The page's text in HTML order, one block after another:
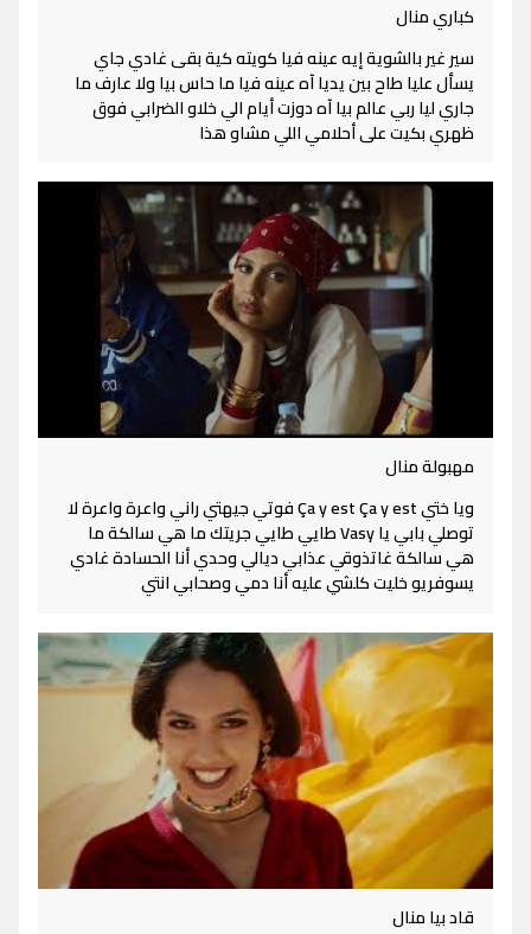
كباري منال
سير غير بالشوية إيه عينه فيا كويته كية بقى غادي جاي
يسأل عليا طاح بين يديا آه عينه فيا ما حاس بيا ولا عارف ما
جاري ليا ربي عالم بيا آه دوزت أيام الي خلاو الضرابي فوق
ظهري بكيت على أحلامي اللي مشاو هذا
مهبولة منال
ويا ختي Ça y est Ça y est فوتي جيهتي راني واعرة واعرة لا
توصلي بابي يا Vasy طايي طايي جريتك ما هي سالكة ما
هي سالكة غاتذوقي عذابي ديالي وحدي أنا الحسادة غادي
يسوفريو خليت كلشي عليه أنا دمي وصحابي انتي
قاد بيا منال